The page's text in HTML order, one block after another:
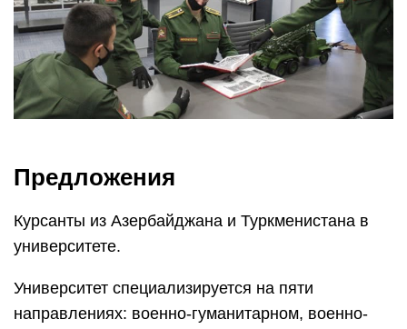
Предложения
Курсанты из Азербайджана и Туркменистана в
университете.
Университет специализируется на пяти
направлениях: военно-гуманитарном, военно-